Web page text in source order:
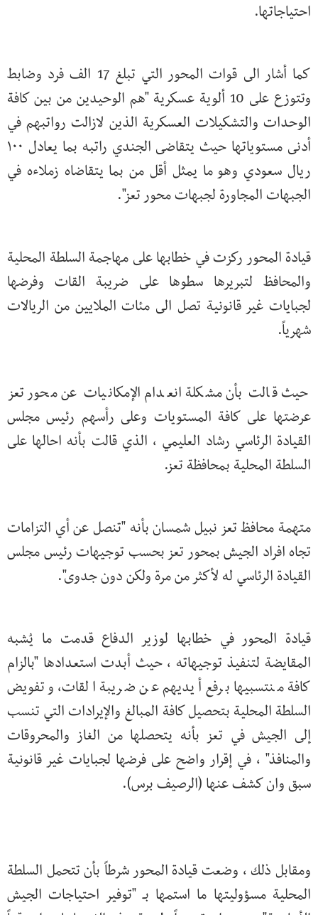
احتياجاتها.
كما أشار الى قوات المحور التي تبلغ 17 الف فرد وضابط
وتتوزع على 10 ألوية عسكرية "هم الوحيدين من بين كافة
الوحدات والتشكيلات العسكرية الذين لازالت رواتبهم في
أدنى مستوياتها حيث يتقاضى الجندي راتبه بما يعادل ۱۰۰
ريال سعودي وهو ما يمثل أقل من بما يتقاضاه زملاءه في
الجبهات المجاورة لجبهات محور تعز".
قيادة المحور ركزت في خطابها على مهاجمة السلطة المحلية
والمحافظ لتبريرها سطوها على ضريبة القات وفرضها
لجبايات غير قانونية تصل الى مئات الملايين من الريالات
شهرياً.
حيث قالت بأن مشكلة انعدام الإمكانيات عن محور تعز
عرضتها على كافة المستويات وعلى رأسهم رئيس مجلس
القيادة الرئاسي رشاد العليمي ، الذي قالت بأنه احالها على
السلطة المحلية بمحافظة تعز.
متهمة محافظ تعز نبيل شمسان بأنه "تنصل عن أي التزامات
تجاه افراد الجيش بمحور تعز بحسب توجيهات رئيس مجلس
القيادة الرئاسي له لأكثر من مرة ولكن دون جدوى".
قيادة المحور في خطابها لوزير الدفاع قدمت ما يُشبه
المقايضة لتنفيذ توجيهاته ، حيث أبدت استعدادها "بالزام
كافة منتسبيها برفع أيديهم عن ضريبة القات، وتفويض
السلطة المحلية بتحصيل كافة المبالغ والإيرادات التي تنسب
إلى الجيش في تعز بأنه يتحصلها من الغاز والمحروقات
والمنافذ" ، في إقرار واضح على فرضها لجبايات غير قانونية
سبق وان كشف عنها (الرصيف برس).
ومقابل ذلك ، وضعت قيادة المحور شرطاً بأن تتحمل السلطة
المحلية مسؤوليتها ما استمها بـ "توفير احتياجات الجيش